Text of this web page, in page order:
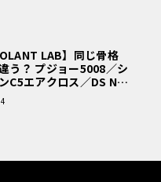
LAB】同じ骨格
う？ プジョー5008／シ
C5エアクロス／DS Nº4
乗りレポート